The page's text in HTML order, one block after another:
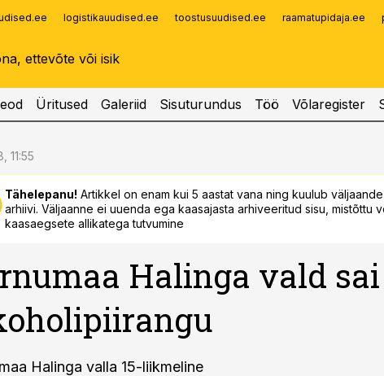
logistikauudised.ee toostusuudised.ee raamatupidaja.ee
Infopank
Üritused Galeriid Sisuturundus Töö Võlaregister
11:55
Tähelepanu! Artikkel on enam kui 5 aastat vana ning kuulub
arhiivi. Väljaanne ei uuenda ega kaasajasta arhiveeritud sisu, mistõttu
kaasaegsete allikatega tutvumine
Halinga vald sai
Halinga valla 15-liikmeline